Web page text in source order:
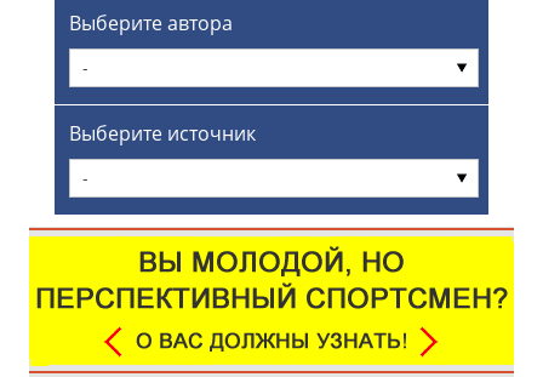
Выберите автора
-
Выберите источник
-